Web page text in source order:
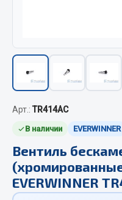
Отопители
Автономные воздушные
Жидкостные
Отопители салона
Подогреватели тосола
Весь раздел
Автотовары
Арт.: TR414AC
В наличии EVERWINNER
Вентиль
EVERWINNER